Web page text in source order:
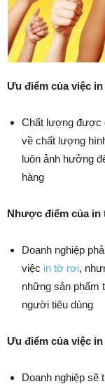
Ưu điểm của
Chất lượng được
về chất lượng
luôn ảnh hưởng
hàng
Nhược điểm của
Doanh nghiệp
việc in tờ rơi,
những sản phẩm
người tiêu dùng
Ưu điểm của việc
Doanh nghiệp sẽ